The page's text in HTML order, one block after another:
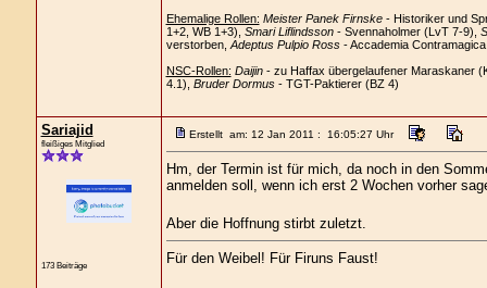
Ehemalige Rollen: Meister Panek Firnske- Historiker und
1+2, WB 1+3), Smari Liflindsson- Svennaholmer (LvT 7-9),
verstorben, Adeptus Pulpio Ross- Accademia
NSC-Rollen: Daijin- zu Haffax übergelaufener Maraskaner
4.1), Bruder Dormus- TGT-Paktierer (BZ 4)
Sariajid
fleißiges Mitglied
173 Beiträge
Erstellt am: 12 Jan 2011 : 16:05:27 Uhr
Hm, der Termin ist für mich, da noch in den
anmelden soll, wenn ich erst 2 Wochen vorher
Aber die Hoffnung stirbt zuletzt.
Für den Weibel! Für Firuns Faust!